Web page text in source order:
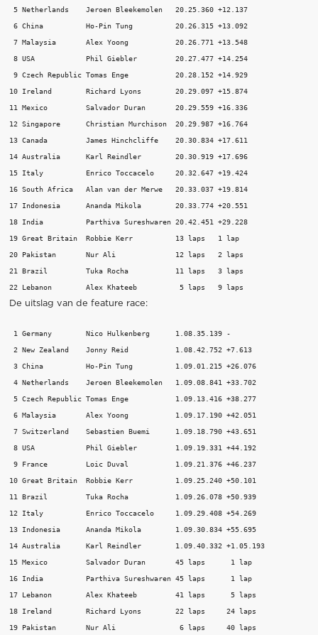
5 Netherlands    Jeroen Bleekemolen   20.25.360 +12.137
6 China          Ho-Pin Tung          20.26.315 +13.092
7 Malaysia       Alex Yoong           20.26.771 +13.548
8 USA            Phil Giebler         20.27.477 +14.254
9 Czech Republic Tomas Enge           20.28.152 +14.929
10 Ireland        Richard Lyons        20.29.097 +15.874
11 Mexico         Salvador Duran       20.29.559 +16.336
12 Singapore      Christian Murchison  20.29.987 +16.764
13 Canada         James Hinchcliffe    20.30.834 +17.611
14 Australia      Karl Reindler        20.30.919 +17.696
15 Italy          Enrico Toccacelo     20.32.647 +19.424
16 South Africa   Alan van der Merwe   20.33.037 +19.814
17 Indonesia      Ananda Mikola        20.33.774 +20.551
18 India          Parthiva Sureshwaren 20.42.451 +29.228
19 Great Britain  Robbie Kerr          13 laps   1 lap
20 Pakistan       Nur Ali              12 laps   2 laps
21 Brazil         Tuka Rocha           11 laps   3 laps
De uitslag van de feature race:
1 Germany        Nico Hulkenberg      1.08.35.139 -
2 New Zealand    Jonny Reid           1.08.42.752 +7.613
3 China          Ho-Pin Tung          1.09.01.215 +26.076
4 Netherlands    Jeroen Bleekemolen   1.09.08.841 +33.702
5 Czech Republic Tomas Enge           1.09.13.416 +38.277
6 Malaysia       Alex Yoong           1.09.17.190 +42.051
7 Switzerland    Sebastien Buemi      1.09.18.790 +43.651
8 USA            Phil Giebler         1.09.19.331 +44.192
9 France         Loic Duval           1.09.21.376 +46.237
10 Great Britain  Robbie Kerr          1.09.25.240 +50.101
11 Brazil         Tuka Rocha           1.09.26.078 +50.939
12 Italy          Enrico Toccacelo     1.09.29.408 +54.269
13 Indonesia      Ananda Mikola        1.09.30.834 +55.695
14 Australia      Karl Reindler        1.09.40.332 +1.05.193
15 Mexico         Salvador Duran       45 laps      1 lap
16 India          Parthiva Sureshwaren 45 laps      1 lap
17 Lebanon        Alex Khateeb         41 laps      5 laps
18 Ireland        Richard Lyons        22 laps     24 laps
19 Pakistan       Nur Ali               6 laps     40 laps